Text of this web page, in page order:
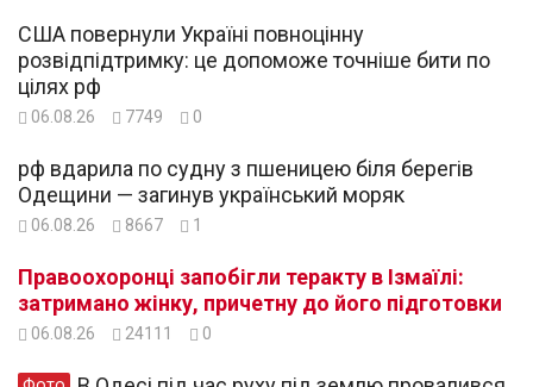
США повернули Україні повноцінну
розвідпідтримку: це допоможе точніше бити по
цілях рф
06.08.26 7749 0
рф вдарила по судну з пшеницею біля берегів
Одещини — загинув український моряк
06.08.26 8667 1
Правоохоронці запобігли теракту в Ізмаїлі:
затримано жінку, причетну до його підготовки
06.08.26 24111 0